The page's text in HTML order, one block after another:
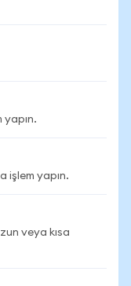
yapın.
işlem yapın.
veya kısa